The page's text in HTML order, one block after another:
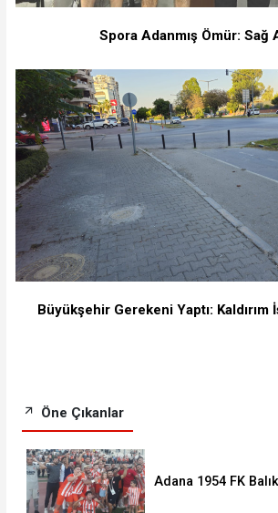
Spora Adanmış Ömür: Sağ
Büyükşehir Gerekeni Yaptı: Kaldırım
Öne Çıkanlar
Adana 1954 FK